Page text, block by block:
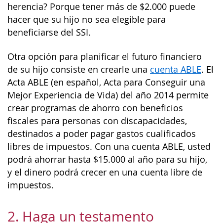
herencia? Porque tener más de $2.000 puede
hacer que su hijo no sea elegible para
beneficiarse del SSI.
Otra opción para planificar el futuro financiero
de su hijo consiste en crearle una cuenta ABLE. El
Acta ABLE (en español, Acta para Conseguir una
Mejor Experiencia de Vida) del año 2014 permite
crear programas de ahorro con beneficios
fiscales para personas con discapacidades,
destinados a poder pagar gastos cualificados
libres de impuestos. Con una cuenta ABLE, usted
podrá ahorrar hasta $15.000 al año para su hijo,
y el dinero podrá crecer en una cuenta libre de
impuestos.
2. Haga un testamento